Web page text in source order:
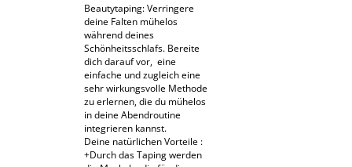
Beautytaping: Verringere
deine Falten mühelos
während deines
Schönheitsschlafs. Bereite
dich darauf vor,  eine
einfache und zugleich eine
sehr wirkungsvolle Methode
zu erlernen, die du mühelos
in deine Abendroutine
integrieren kannst.
Deine natürlichen Vorteile :
+Durch das Taping werden